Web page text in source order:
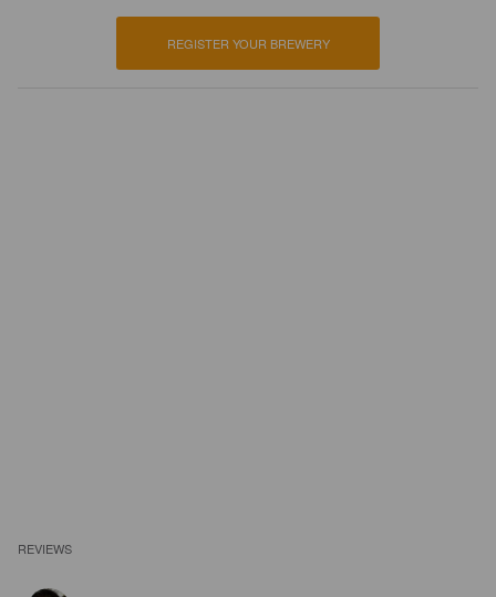
REGISTER YOUR BREWERY
REVIEWS